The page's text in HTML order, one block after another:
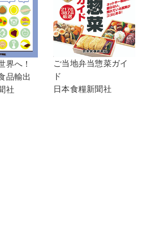
界へ！
品輸出
社
ご当地弁当惣菜ガイ
ド
日本食糧新聞社